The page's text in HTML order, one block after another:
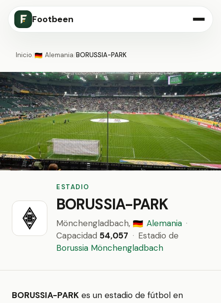
Footbeen
Inicio/🇩🇪 Alemania/BORUSSIA-PARK
ESTADIO
BORUSSIA-PARK
Mönchengladbach, 🇩🇪 Alemania ·
Capacidad 54,057 · Estadio de
Borussia Mönchengladbach
BORUSSIA-PARK es un estadio de fútbol en